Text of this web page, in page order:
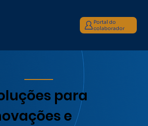
Portal do
colaborador
para
e